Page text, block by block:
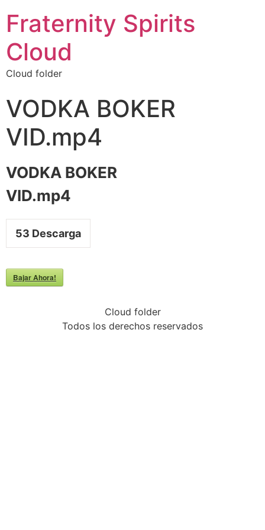
Fraternity Spirits
Cloud
Cloud folder
VODKA BOKER
VID.mp4
VODKA BOKER
VID.mp4
53 Descarga
Bajar Ahora!
Cloud folder
Todos los derechos reservados